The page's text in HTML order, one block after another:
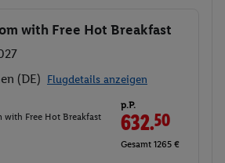
with Free Hot Breakfast
(DE) Flugdetails anzeigen
with Free Hot Breakfast
p.P.
632.50
Gesamt 1265 €